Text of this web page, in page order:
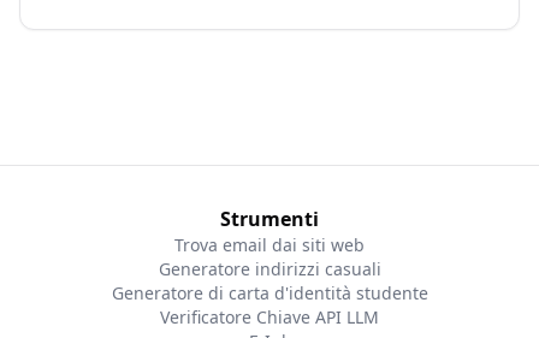
Strumenti
Trova email dai siti web
Generatore indirizzi casuali
Generatore di carta d'identità studente
Verificatore Chiave API LLM